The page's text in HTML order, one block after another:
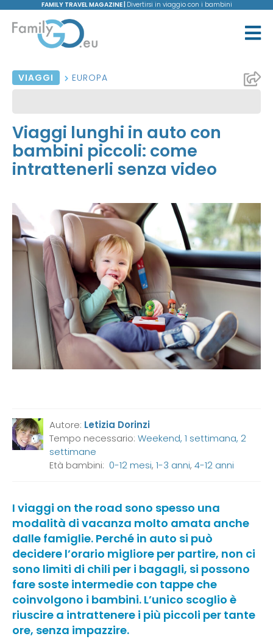
FAMILY TRAVEL MAGAZINE | Divertirsi in viaggio con i bambini
VIAGGI EUROPA
Viaggi lunghi in auto con
bambini piccoli: come
intrattenerli senza video
Autore: Letizia Dorinzi
Tempo necessario:Weekend, 1 settimana, 2
settimane
Età bambini:0-12 mesi,1-3 anni,4-12 anni
I viaggi on the road sono spesso una
modalità di vacanza molto amata anche
dalle famiglie. Perché in auto si può
decidere l’orario migliore per partire, non ci
sono limiti di chili per i bagagli, si possono
fare soste intermedie con tappe che
coinvolgono i bambini. L’unico scoglio è
riuscire a intrattenere i più piccoli per tante
ore, senza impazzire.